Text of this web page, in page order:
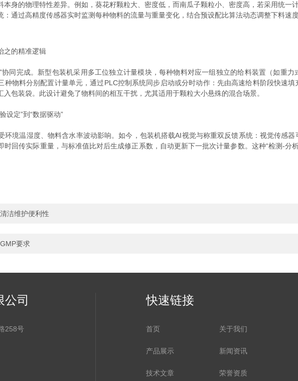
的物理特性差异。例如，葵花籽颗粒大、密度低，而南瓜子颗粒小、密度高，若采用统一
：通过高精度传感器实时监测每种物料的流量与重量变化，结合预设配比算法动态调整下料速
的精准逻辑
完成。新型包装机采用多工位独立计量模块，每种物料对应一组独立的给料装置（如重力
种物料分别配置计量单元，通过PLC控制系统同步启动或分时动作：先由高速给料阶段快速
包装袋。此设计避免了物料间的相互干扰，尤其适用于颗粒大小悬殊的混合场景。
定”到“数据驱动”
温湿度、物料含水率波动影响。如今，包装机搭载AI视觉与称重双反馈系统：视觉传感器
时回传实际重量，与标准值比对后生成修正系数，自动更新下一批次计量参数。这种“检测-分
洁维护便利性
要求
公司
258号
快速链接
首页 关于我们
产品展示 新闻资讯
技术文章 荣誉资质